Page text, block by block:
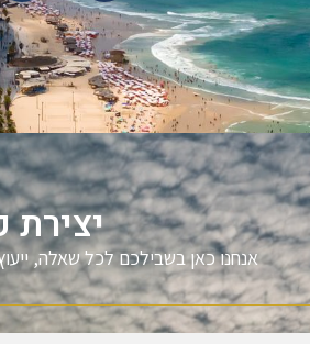
אנחנו כאן בשבילכם לכל שאלה,